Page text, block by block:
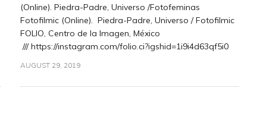
(Online). Piedra-Padre, Universo /Fotofeminas
Fotofilmic (Online). Piedra-Padre, Universo / Fotofilmic
FOLIO, Centro de la Imagen, México
/// https://instagram.com/folio.ci?igshid=1i9i4d63qf5i0
AUGUST 29, 2019